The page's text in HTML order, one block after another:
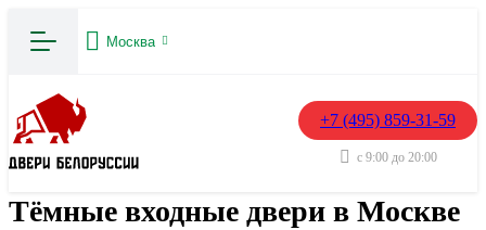
Москва
+7 (495) 859-31-59
с 9:00 до 20:00
Тёмные входные двери в Москве